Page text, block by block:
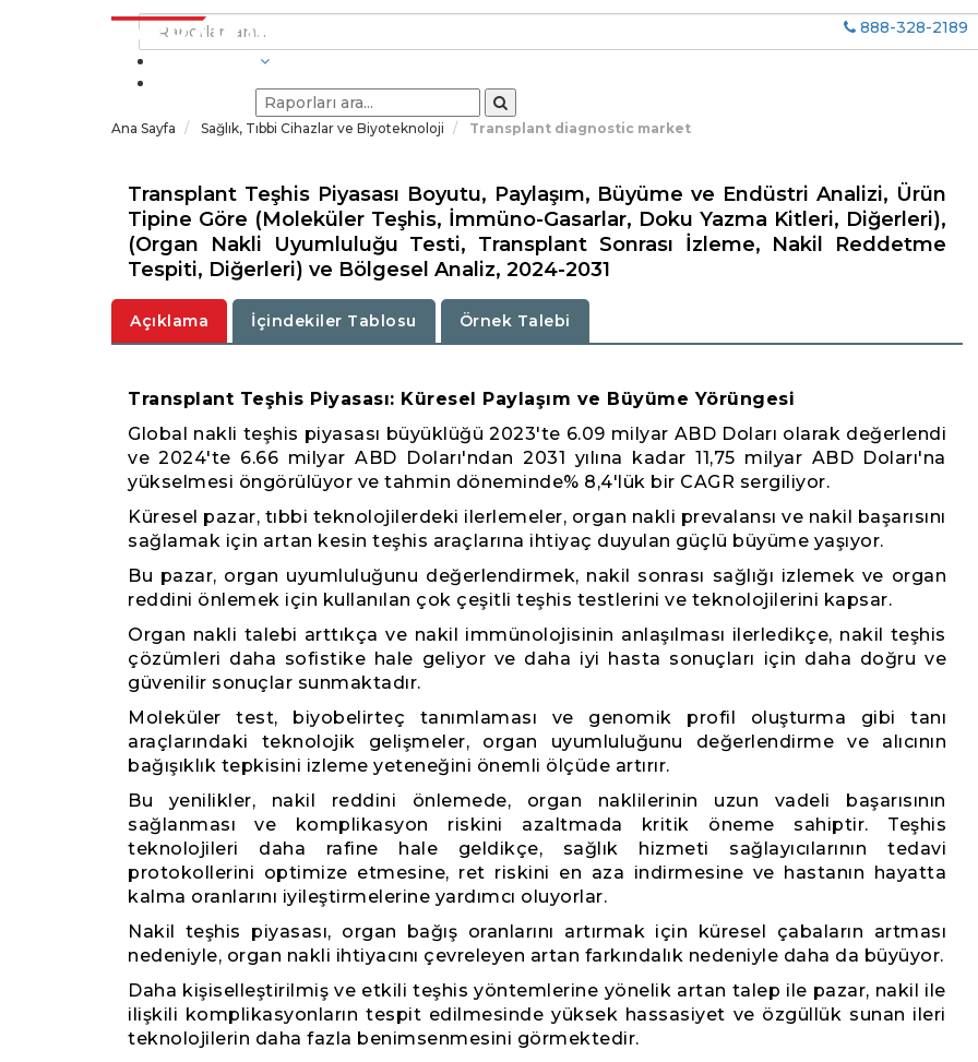
888-328-2189
Ana Sayfa Sağlık, Tıbbi Cihazlar ve Biyoteknoloji Transplant diagnostic market
Transplant Teşhis Piyasası Boyutu, Paylaşım, Büyüme ve Endüstri Analizi, Ürün
Tipine Göre (Moleküler Teşhis, İmmüno-Gasarlar, Doku Yazma Kitleri, Diğerleri),
(Organ Nakli Uyumluluğu Testi, Transplant Sonrası İzleme, Nakil Reddetme
Tespiti, Diğerleri) ve Bölgesel Analiz, 2024-2031
Açıklama İçindekiler Tablosu Örnek Talebi
Transplant Teşhis Piyasası: Küresel Paylaşım ve Büyüme Yörüngesi
Global nakli teşhis piyasası büyüklüğü 2023'te 6.09 milyar ABD Doları olarak değerlendi
ve 2024'te 6.66 milyar ABD Doları'ndan 2031 yılına kadar 11,75 milyar ABD Doları'na
yükselmesi öngörülüyor ve tahmin döneminde% 8,4'lük bir CAGR sergiliyor.
Küresel pazar, tıbbi teknolojilerdeki ilerlemeler, organ nakli prevalansı ve nakil başarısını
sağlamak için artan kesin teşhis araçlarına ihtiyaç duyulan güçlü büyüme yaşıyor.
Bu pazar, organ uyumluluğunu değerlendirmek, nakil sonrası sağlığı izlemek ve organ
reddini önlemek için kullanılan çok çeşitli teşhis testlerini ve teknolojilerini kapsar.
Organ nakli talebi arttıkça ve nakil immünolojisinin anlaşılması ilerledikçe, nakil teşhis
çözümleri daha sofistike hale geliyor ve daha iyi hasta sonuçları için daha doğru ve
güvenilir sonuçlar sunmaktadır.
Moleküler test, biyobelirteç tanımlaması ve genomik profil oluşturma gibi tanı
araçlarındaki teknolojik gelişmeler, organ uyumluluğunu değerlendirme ve alıcının
bağışıklık tepkisini izleme yeteneğini önemli ölçüde artırır.
Bu yenilikler, nakil reddini önlemede, organ naklilerinin uzun vadeli başarısının
sağlanması ve komplikasyon riskini azaltmada kritik öneme sahiptir. Teşhis
teknolojileri daha rafine hale geldikçe, sağlık hizmeti sağlayıcılarının tedavi
protokollerini optimize etmesine, ret riskini en aza indirmesine ve hastanın hayatta
kalma oranlarını iyileştirmelerine yardımcı oluyorlar.
Nakil teşhis piyasası, organ bağış oranlarını artırmak için küresel çabaların artması
nedeniyle, organ nakli ihtiyacını çevreleyen artan farkındalık nedeniyle daha da büyüyor.
Daha kişiselleştirilmiş ve etkili teşhis yöntemlerine yönelik artan talep ile pazar, nakil ile
ilişkili komplikasyonların tespit edilmesinde yüksek hassasiyet ve özgüllük sunan ileri
teknolojilerin daha fazla benimsenmesini görmektedir.